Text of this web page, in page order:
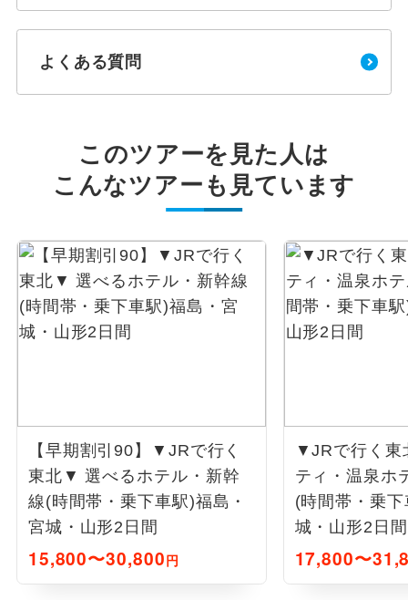
よくある質問
このツアーを見た人は
こんなツアーも見ています
【早期割引90】▼JRで行く
東北▼ 選べるホテル・新幹
線(時間帯・乗下車駅)福島・
宮城・山形2日間
15,800〜30,800円
▼JRで行く
ティ・温泉ホ
(時間帯・乗
城・山形2日間
17,800〜